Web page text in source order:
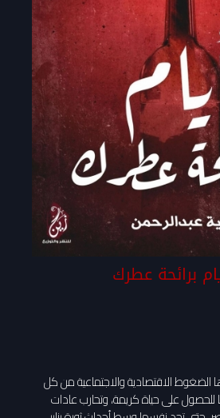
الضغوط الاقتصادية والاجتماعية من كل
على حياة كريمة، وتحارب عادات